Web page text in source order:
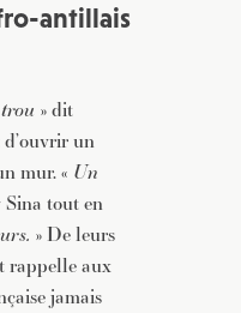
antillais
» dit
un
mur. « Un
Sina tout en
» De leurs
rappelle aux
jamais